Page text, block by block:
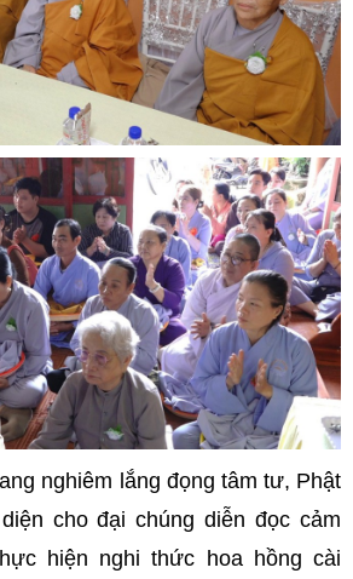
nghiêm lắng đọng tâm tư, Phật
cho đại chúng diễn đọc cảm
hiện nghi thức hoa hồng cài